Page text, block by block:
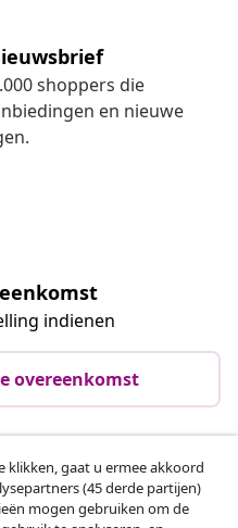
shoppers die
en nieuwe
indienen
overeenkomst
klikken, gaat u ermee akkoord
(45 derde partijen)
mogen gebruiken om de